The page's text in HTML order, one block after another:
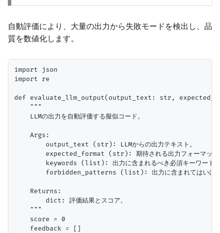
自動評価により、大量の出力から失敗モードを検出し、品
質を数値化します。
import json
import re
def evaluate_llm_output(output_text: str,
    """
    LLMの出力を自動評価する擬似コード。
    Args:
        output_text (str): LLMからの出力テキスト。
expected_format (str): 期待される出力フォーマ
keywords (list): 出力に含まれるべき必須キーワード
forbidden_patterns (list): 出力に含まれてはいけな
    Returns:
        dict: 評価結果とスコア。
    """
    score = 0
    feedback = []